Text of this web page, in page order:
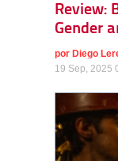
Review:
Gender
por Diego
19 Sep, 2025